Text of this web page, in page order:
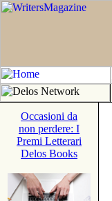
Occasioni da
non perdere: I
Premi Letterari
Delos Books